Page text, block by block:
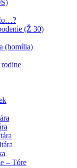
(Ž 30)
(homília)
– Tóre